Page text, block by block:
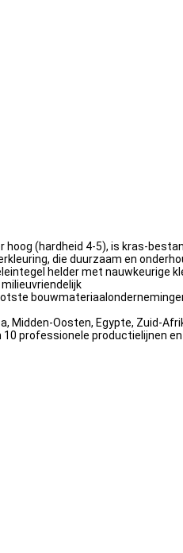
(hardheid 4-5), is kras-
die duurzaam en
helder met
Oosten, Egypte, Zuid-
professionele productielijnen